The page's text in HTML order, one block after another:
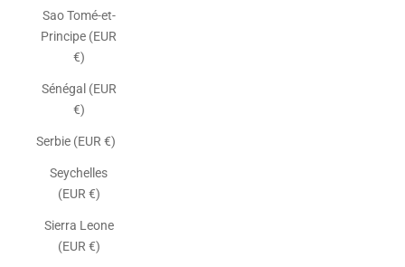
Sao Tomé-et-
Principe (EUR
€)
Sénégal (EUR
€)
Serbie (EUR €)
Seychelles
(EUR €)
Sierra Leone
(EUR €)